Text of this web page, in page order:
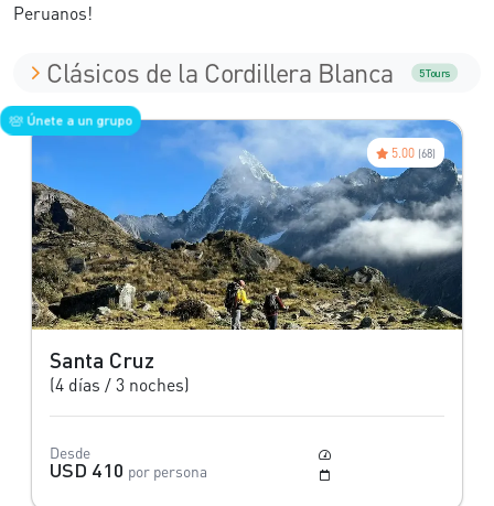
Peruanos!
Clásicos de la Cordillera Blanca 5 Tours
Santa Cruz
(4 días / 3 noches)
Desde
USD 410 por persona
Únete a un grupo
5.00 (68)